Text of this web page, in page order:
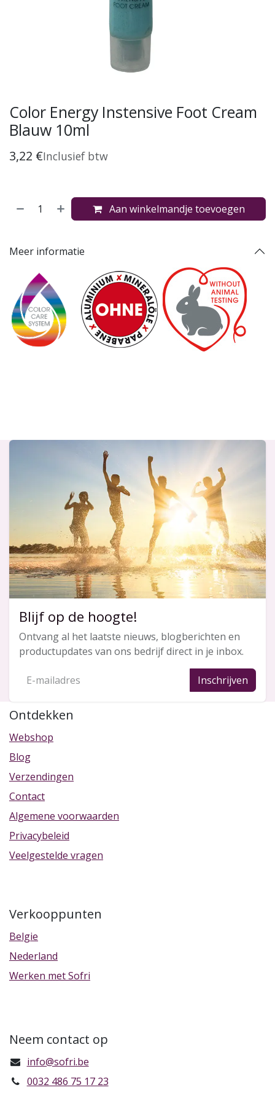
Color Energy Instensive Foot Cream
Blauw 10ml
3,22 €Inclusief btw
Aan winkelmandje toevoegen
Meer informatie
Blijf op de hoogte!
Ontvang al het laatste nieuws, blogberichten en
productupdates van ons bedrijf direct in je inbox.
Inschrijven
Ontdekken
Webshop
Blog
Verzendingen
Contact
Algemene voorwaarden
Privacybeleid
Veelgestelde vragen
Verkooppunten
Belgie
Nederland
Werken met Sofri
Neem contact op
info@sofri.be
0032 486 75 17 23